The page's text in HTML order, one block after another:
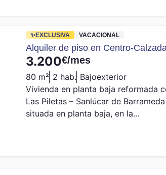
✨EXCLUSIVA VACACIONAL
Alquiler de piso en Centro-
3.200€/mes
80 m² 2 hab. Bajoexterior
Vivienda en planta baja reformada
Las Piletas – Sanlúcar de
situada en planta baja, en la...